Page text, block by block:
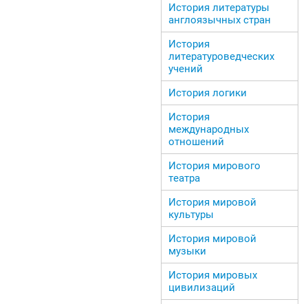
История литературы
англоязычных стран
История
литературоведческих
учений
История логики
История
международных
отношений
История мирового
театра
История мировой
культуры
История мировой
музыки
История мировых
цивилизаций